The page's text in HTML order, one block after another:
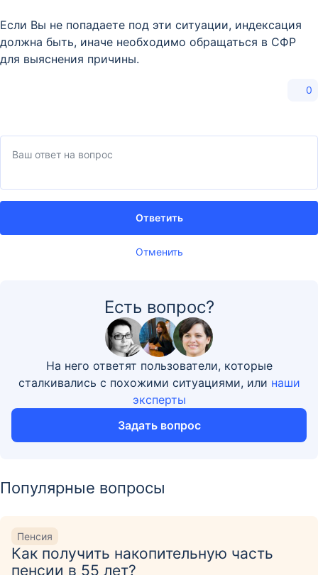
Если Вы не попадаете под эти ситуации, индексация
должна быть, иначе необходимо обращаться в СФР
для выяснения причины.
0
Отменить
Ответить
Есть вопрос?
На него ответят пользователи, которые
сталкивались с похожими ситуациями, или наши
эксперты
Задать вопрос
Популярные вопросы
Пенсия
Как получить накопительную часть
пенсии в 55 лет?